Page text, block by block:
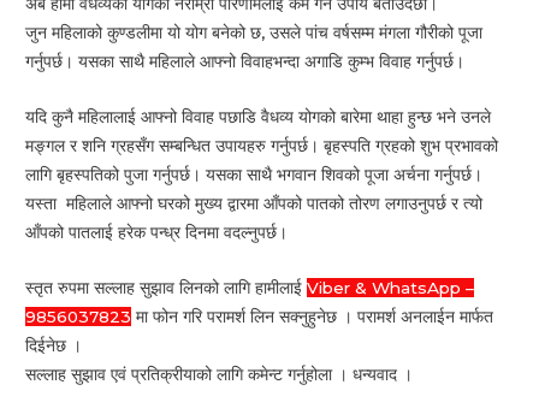
अब हामी वैधव्यको योगको नराम्रो परिणामलाई कम गर्ने उपाय बताउँदैछौँ।
जुन महिलाको कुण्डलीमा यो योग बनेको छ, उसले पांच वर्षसम्म मंगला गौरीको पूजा
गर्नुपर्छ। यसका साथै महिलाले आफ्नो विवाहभन्दा अगाडि कुम्भ विवाह गर्नुपर्छ।
यदि कुनै महिलालाई आफ्नो विवाह पछाडि वैधव्य योगको बारेमा थाहा हुन्छ भने उनले
मङ्गल र शनि ग्रहसँग सम्बन्धित उपायहरु गर्नुपर्छ। बृहस्पति ग्रहको शुभ प्रभावको
लागि बृहस्पतिको पुजा गर्नुपर्छ। यसका साथै भगवान शिवको पूजा अर्चना गर्नुपर्छ।
यस्ता महिलाले आफ्नो घरको मुख्य द्वारमा आँपको पातको तोरण लगाउनुपर्छ र त्यो
आँपको पातलाई हरेक पन्ध्र दिनमा वदल्नुपर्छ।
स्तृत रुपमा सल्लाह सुझाव लिनको लागि हामीलाईViber & WhatsApp –
9856037823 मा फोन गरि परामर्श लिन सक्नुहुनेछ । परामर्श अनलाईन मार्फत
दिईनेछ ।
सल्लाह सुझाव एवं प्रतिक्रीयाको लागि कमेन्ट गर्नुहोला । धन्यवाद ।